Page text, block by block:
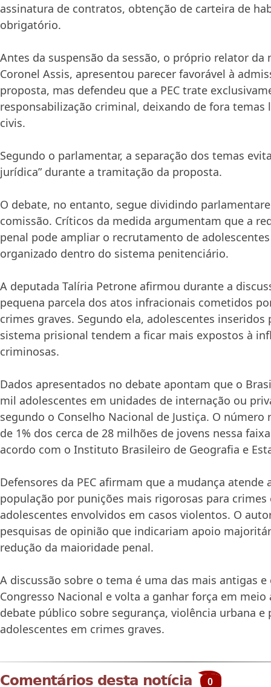
assinatura de contratos, obtenção de carteira de
obrigatório.
Antes da suspensão da sessão, o próprio relator
Coronel Assis, apresentou parecer favorável à
proposta, mas defendeu que a PEC trate
responsabilização criminal, deixando de fora temas
civis.
Segundo o parlamentar, a separação dos temas
jurídica” durante a tramitação da proposta.
O debate, no entanto, segue dividindo
comissão. Críticos da medida argumentam que a
penal pode ampliar o recrutamento de
organizado dentro do sistema penitenciário.
A deputada Talíria Petrone afirmou durante a
pequena parcela dos atos infracionais cometidos
crimes graves. Segundo ela, adolescentes inseridos
sistema prisional tendem a ficar mais expostos à
criminosas.
Dados apresentados no debate apontam que o
mil adolescentes em unidades de internação ou
segundo o Conselho Nacional de Justiça. O número
de 1% dos cerca de 28 milhões de jovens nessa
acordo com o Instituto Brasileiro de Geografia e
Defensores da PEC afirmam que a mudança atende
população por punições mais rigorosas para
adolescentes envolvidos em casos violentos. O
pesquisas de opinião que indicariam apoio
redução da maioridade penal.
A discussão sobre o tema é uma das mais antigas
Congresso Nacional e volta a ganhar força em
debate público sobre segurança, violência urbana e
adolescentes em crimes graves.
Comentários desta notícia 0